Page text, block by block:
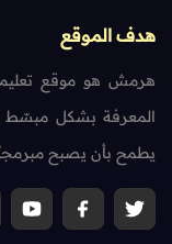
هدف الموقع
هرمش هو موقع
المعرفة بشكل
يطمح بأن يصبح مبرمجاً